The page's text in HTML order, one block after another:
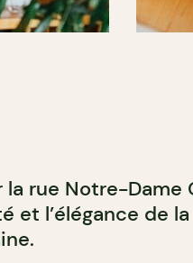
la rue Notre-
et l’élégance de